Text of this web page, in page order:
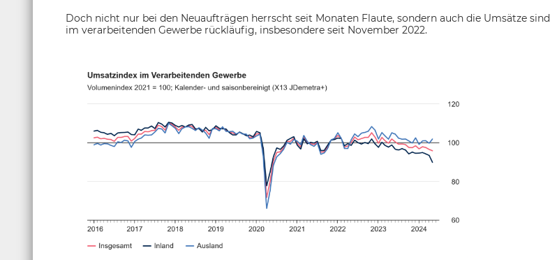
Doch nicht nur bei den Neuaufträgen herrscht seit Monaten Flaute, sondern auch die Umsätze sind
im verarbeitenden Gewerbe rückläufig, insbesondere seit November 2022.